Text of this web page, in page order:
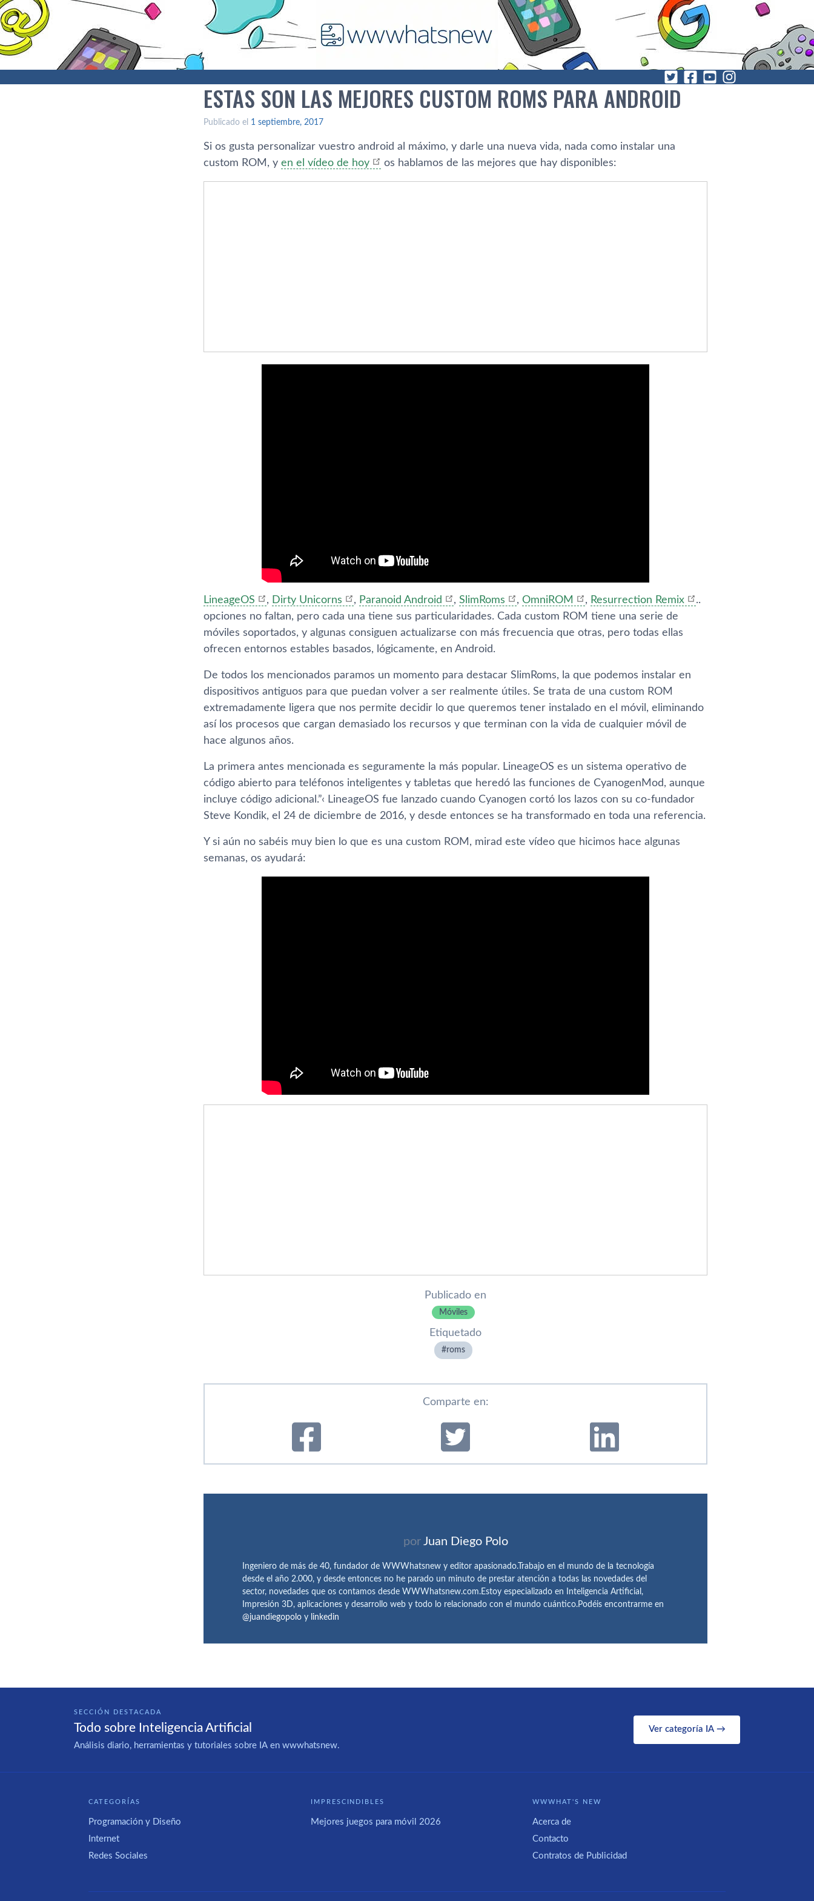
ESTAS SON LAS MEJORES CUSTOM ROMS PARA ANDROID
Publicado el 1 septiembre, 2017
Si os gusta personalizar vuestro android al máximo, y darle una nueva vida, nada como instalar una
custom ROM, y en el ví­deo de hoy os hablamos de las mejores que hay disponibles:
LineageOS , Dirty Unicorns , Paranoid Android , SlimRoms , OmniROM , Resurrection Remix
..
opciones no faltan, pero cada una tiene sus particularidades. Cada custom ROM tiene una serie de
móviles soportados, y algunas consiguen actualizarse con más frecuencia que otras, pero todas ellas
ofrecen entornos estables basados, lógicamente, en Android.
De todos los mencionados paramos un momento para destacar SlimRoms, la que podemos instalar en
dispositivos antiguos para que puedan volver a ser realmente útiles. Se trata de una custom ROM
extremadamente ligera que nos permite decidir lo que queremos tener instalado en el móvil, eliminando
así­ los procesos que cargan demasiado los recursos y que terminan con la vida de cualquier móvil de
hace algunos años.
La primera antes mencionada es seguramente la más popular. LineageOS es un sistema operativo de
código abierto para teléfonos inteligentes y tabletas que heredó las funciones de CyanogenMod, aunque
incluye código adicional.”‹ LineageOS fue lanzado cuando Cyanogen cortó los lazos con su co-fundador
Steve Kondik, el 24 de diciembre de 2016, y desde entonces se ha transformado en toda una referencia.
Y si aún no sabéis muy bien lo que es una custom ROM, mirad este ví­deo que hicimos hace algunas
semanas, os ayudará:
Publicado en
Móviles
Etiquetado
roms
Comparte en:
por Juan Diego Polo
Ingeniero de más de 40, fundador de WWWhatsnew y editor apasionado.Trabajo en el mundo de la tecnología
desde el año 2.000, y desde entonces no he parado un minuto de prestar atención a todas las novedades del
sector, novedades que os contamos desde WWWhatsnew.com.Estoy especializado en Inteligencia Artificial,
Impresión 3D, aplicaciones y desarrollo web y todo lo relacionado con el mundo cuántico.Podéis encontrarme en
@juandiegopolo y linkedin
SECCIÓN DESTACADA
Todo sobre Inteligencia Artificial
Análisis diario, herramientas y tutoriales sobre IA en wwwhatsnew.
Ver categoría IA →
CATEGORÍAS
Programación y Diseño
Internet
Redes Sociales
IMPRESCINDIBLES
Mejores juegos para móvil 2026
WWWHAT'S NEW
Acerca de
Contacto
Contratos de Publicidad